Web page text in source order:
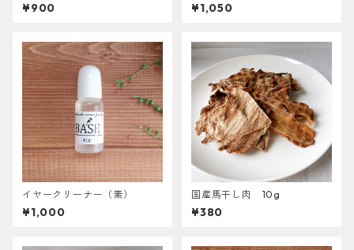
¥900 ¥1,050
イヤークリーナー（素）
¥1,000
国産馬干し肉 10g
¥380